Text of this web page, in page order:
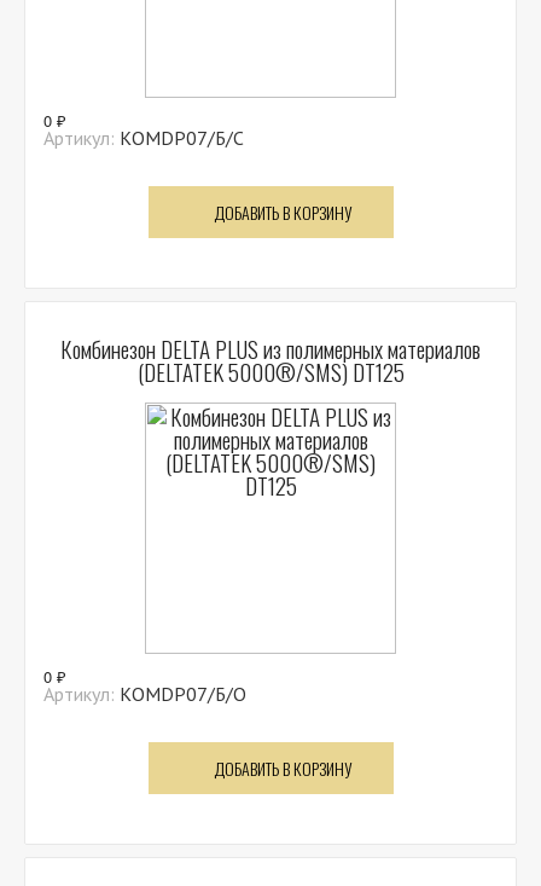
0 ₽
Артикул: КОМDP07/Б/С
ДОБАВИТЬ В КОРЗИНУ
Комбинезон DELTA PLUS из полимерных материалов
(DELTATEK 5000®/SMS) DT125
0 ₽
Артикул: КОМDP07/Б/О
ДОБАВИТЬ В КОРЗИНУ